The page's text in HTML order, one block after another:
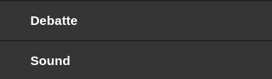
Debatte
Sound